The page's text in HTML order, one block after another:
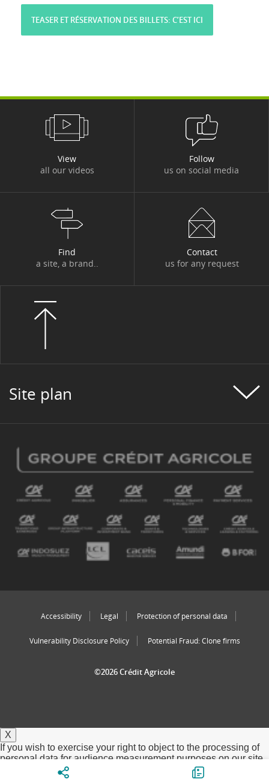
TEASER ET RÉSERVATION DES BILLETS: C’EST ICI
View
all our videos
Follow
us on social media
Find
a site, a brand..
Contact
us for any request
Site plan
Accessibility Legal Protection of personal data
Vulnerability Disclosure Policy Potential Fraud: Clone firms
©2026 Crédit Agricole
X
If you wish to exercise your right to object to the processing of
personal data for audience measurement purposes on our site
via our service provider AT internet, click on refuse